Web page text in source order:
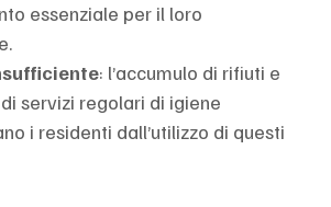
essenziale per il loro
: l’accumulo di rifiuti e
di servizi regolari di igiene
i residenti dall’utilizzo di questi